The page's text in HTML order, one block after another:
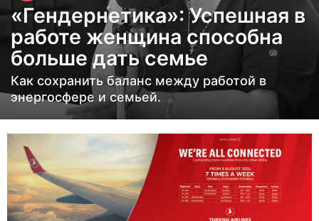
д
а
н
а
з
д
г
о
д
«Гендернетика»: Успешная в
работе женщина способна
больше дать семье
Как сохранить баланс между работой в
энергосфере и семьей.